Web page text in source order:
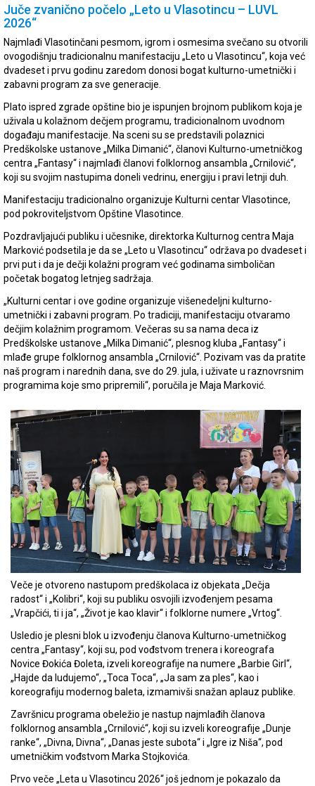
Juče zvanično počelo „Leto u Vlasotincu – LUVL
2026“
Najmlađi Vlasotinčani pesmom, igrom i osmesima svečano su otvorili
ovogodišnju tradicionalnu manifestaciju „Leto u Vlasotincu“, koja već
dvadeset i prvu godinu zaredom donosi bogat kulturno-umetnički i
zabavni program za sve generacije.
Plato ispred zgrade opštine bio je ispunjen brojnom publikom koja je
uživala u kolažnom dečjem programu, tradicionalnom uvodnom
događaju manifestacije. Na sceni su se predstavili polaznici
Predškolske ustanove „Milka Dimanić“, članovi Kulturno-umetničkog
centra „Fantasy“ i najmlađi članovi folklornog ansambla „Crnilović“,
koji su svojim nastupima doneli vedrinu, energiju i pravi letnji duh.
Manifestaciju tradicionalno organizuje Kulturni centar Vlasotince,
pod pokroviteljstvom Opštine Vlasotince.
Pozdravljajući publiku i učesnike, direktorka Kulturnog centra Maja
Marković podsetila je da se „Leto u Vlasotincu“ održava po dvadeset i
prvi put i da je dečji kolažni program već godinama simboličan
početak bogatog letnjeg sadržaja.
„Kulturni centar i ove godine organizuje višenedeljni kulturno-
umetnički i zabavni program. Po tradiciji, manifestaciju otvaramo
dečjim kolažnim programom. Večeras su sa nama deca iz
Predškolske ustanove „Milka Dimanić“, plesnog kluba „Fantasy“ i
mlađe grupe folklornog ansambla „Crnilović“. Pozivam vas da pratite
naš program i narednih dana, sve do 29. jula, i uživate u raznovrsnim
programima koje smo pripremili“, poručila je Maja Marković.
Veče je otvoreno nastupom predškolaca iz objekata „Dečja
radost“ i „Kolibri“, koji su publiku osvojili izvođenjem pesama
„Vrapčići, ti i ja“, „Život je kao klavir“ i folklorne numere „Vrtog“.
Usledio je plesni blok u izvođenju članova Kulturno-umetničkog
centra „Fantasy“, koji su, pod vođstvom trenera i koreografa
Novice Đokića Đoleta, izveli koreografije na numere „Barbie Girl“,
„Hajde da ludujemo“, „Toca Toca“, „Ja sam za ples“, kao i
koreografiju modernog baleta, izmamivši snažan aplauz publike.
Završnicu programa obeležio je nastup najmlađih članova
folklornog ansambla „Crnilović“, koji su izveli koreografije „Dunje
ranke“, „Divna, Divna“, „Danas jeste subota“ i „Igre iz Niša“, pod
umetničkim vođstvom Marka Stojkovića.
Prvo veče „Leta u Vlasotincu 2026“ još jednom je pokazalo da